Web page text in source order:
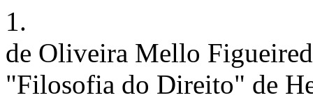
1.
de Oliveira Mello
"Filosofia do Direito" de